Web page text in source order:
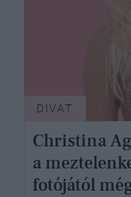
DIVAT
Christina
a
fotójától